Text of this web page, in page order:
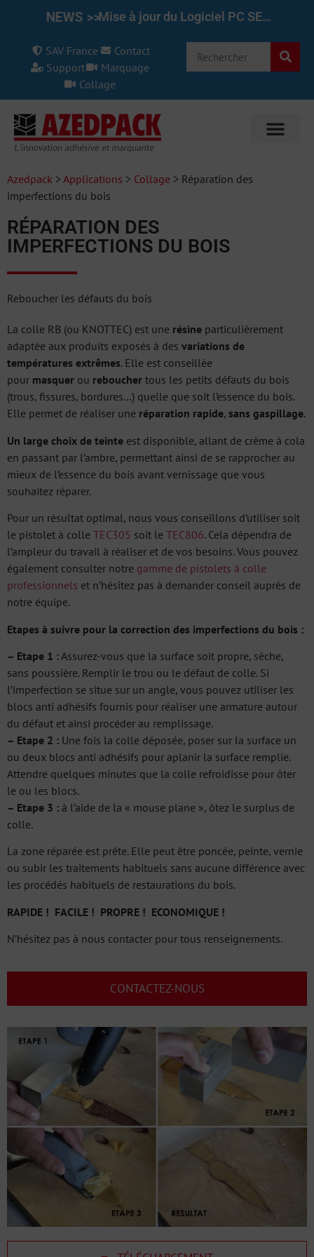
NEWS >> Mise à jour du Logiciel PC SET pour le REINER 1025/970 7.50
SAV France
Contact
Support
Marquage
Collage
Azedpack > Applications > Collage > Réparation des
imperfections du bois
RÉPARATION DES
IMPERFECTIONS DU BOIS
Reboucher les défauts du bois
La colle RB (ou KNOTTEC) est une résine particulièrement
adaptée aux produits exposés à des variations de
températures extrêmes. Elle est conseillée
pour masquer ou reboucher tous les petits défauts du bois
(trous, fissures, bordures…) quelle que soit l’essence du bois.
Elle permet de réaliser une réparation rapide, sans gaspillage.
Un large choix de teinte est disponible, allant de crème à cola
en passant par l’ambre, permettant ainsi de se rapprocher au
mieux de l’essence du bois avant vernissage que vous
souhaitez réparer.
Pour un résultat optimal, nous vous conseillons d’utiliser soit
le pistolet à colle TEC305 soit le TEC806. Cela dépendra de
l’ampleur du travail à réaliser et de vos besoins. Vous pouvez
également consulter notre gamme de pistolets à colle
professionnels et n’hésitez pas à demander conseil auprès de
notre équipe.
Etapes à suivre pour la correction des imperfections du bois :
– Etape 1 : Assurez-vous que la surface soit propre, sèche,
sans poussière. Remplir le trou ou le défaut de colle. Si
l’imperfection se situe sur un angle, vous pouvez utiliser les
blocs anti adhésifs fournis pour réaliser une armature autour
du défaut et ainsi procéder au remplissage.
– Etape 2 : Une fois la colle déposée, poser sur la surface un
ou deux blocs anti adhésifs pour aplanir la surface remplie.
Attendre quelques minutes que la colle refroidisse pour ôter
le ou les blocs.
– Etape 3 : à l’aide de la « mouse plane », ôtez le surplus de
colle.
La zone réparée est prête. Elle peut être poncée, peinte, vernie
ou subir les traitements habituels sans aucune différence avec
les procédés habituels de restaurations du bois.
RAPIDE ! FACILE ! PROPRE ! ECONOMIQUE !
N’hésitez pas à nous contacter pour tous renseignements.
CONTACTEZ-NOUS